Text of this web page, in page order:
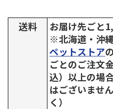
送料
お届け先ごと
※北海道・沖
ペットストア
ごとのご注文
込）以上の場
はございませ
く）